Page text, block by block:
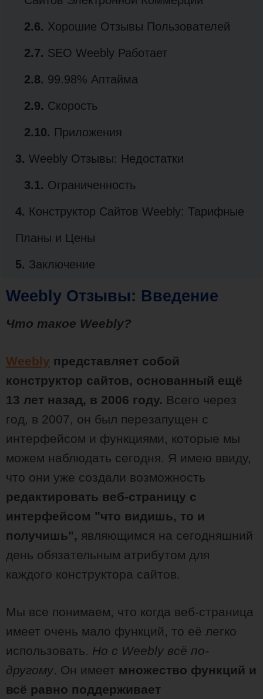
2.6. Хорошие Отзывы Пользователей
2.7. SEO Weebly Работает
2.8. 99.98% Аптайма
2.9. Скорость
2.10. Приложения
3. Weebly Отзывы: Недостатки
3.1. Ограниченность
4. Конструктор Сайтов Weebly: Тарифные
Планы и Цены
5. Заключение
Weebly Отзывы: Введение
Что такое Weebly?
Weebly представляет собой
конструктор сайтов, основанный ещё
13 лет назад, в 2006 году. Всего через
год, в 2007, он был перезапущен с
интерфейсом и функциями, которые мы
можем наблюдать сегодня. Я имею ввиду,
что они уже создали возможность
редактировать веб-страницу с
интерфейсом "что видишь, то и
получишь", являющимся на сегодняшний
день обязательным атрибутом для
каждого конструктора сайтов.
Мы все понимаем, что когда веб-страница
имеет очень мало функций, то её легко
использовать. Но с Weebly всё по-
другому. Он имеет множество функций и
всё равно поддерживает